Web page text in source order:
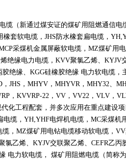
缆（新通过煤安证的煤矿用阻燃通信电
橡套软电缆， JHS 防水橡套扁电缆，
采煤机金属屏蔽软电缆， MZ煤矿用
绝缘电力电缆， KVV聚氯乙烯、 KYJV
绝缘、 KGG硅橡胶绝缘 电力软电缆，
， JHS ， MHYV ， MHYVR， MHY32、
， KVVRP-22 ， VV ， VV22 ， VLV ，
化工程配套，并多次应用在重点建设
电缆， YH,YHF电焊机电缆， MC采煤机
， MZ煤矿用电钻电缆移动软电缆， VV
氯乙烯、 KYJV交联聚乙烯、 CEFR乙丙
电力软电缆， 煤矿用阻燃电缆（简称为